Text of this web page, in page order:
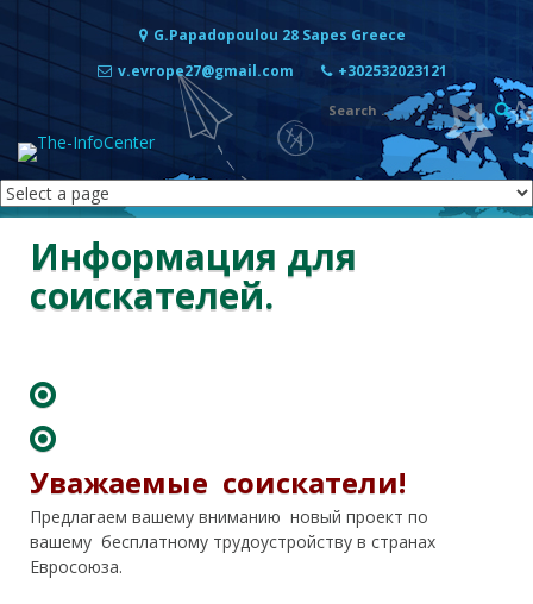
Перейти к содержимому
G.Papadopoulou 28 Sapes Greece
v.evrope27@gmail.com
+302532023121
Информация для
соискателей.
Уважаемые соискатели!
Предлагаем вашему вниманию новый проект по
вашему бесплатному трудоустройству в странах
Евросоюза.